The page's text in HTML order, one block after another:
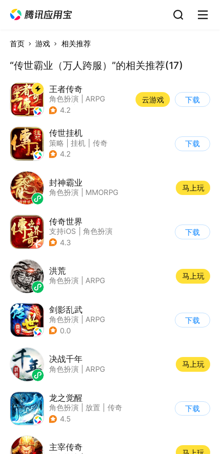
首页 游戏 相关推荐
“传世霸业（万人跨服）”的相关推荐(17)
王者传奇
角色扮演
ARPG
| 传奇
4.2
云游戏 下载
传世挂机
策略 挂机
传奇
| 自由交易
4.2
下载
封神霸业
角色扮演 MMORPG
马上玩
传奇世界
支持iOS
角色扮演
| ARPG
4.3
下载
洪荒
角色扮演 ARPG
马上玩
剑影乱武
角色扮演
ARPG
| 传奇
0.0
下载
决战千年
角色扮演 ARPG
马上玩
龙之觉醒
角色扮演 放置
传奇
| 千人同屏
4.5
下载
主宰传奇